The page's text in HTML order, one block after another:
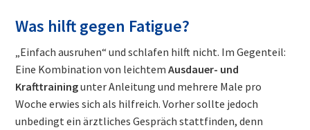
Was hilft gegen Fatigue?
„Einfach ausruhen“ und schlafen hilft nicht. Im Gegenteil:
Eine Kombination von leichtemAusdauer- und
Krafttrainingunter Anleitung und mehrere Male pro
Woche erwies sich als hilfreich. Vorher sollte jedoch
unbedingt ein ärztliches Gespräch stattfinden, denn